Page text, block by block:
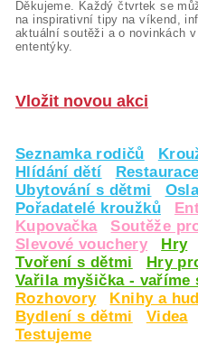
Děkujeme. Každý čtvrtek se
na inspirativní tipy na víkend,
aktuální soutěži a o novinkách
ententýky.
Vložit novou akci
Seznamka rodičů
Hlídání dětí
Ubytování s dětmi
Pořadatelé kroužků
Kupovačka
Soutěže
Slevové vouchery
Hry
Tvoření s dětmi
Hry
Vařila myšička - vaříme
Rozhovory
Knihy a
Bydlení s dětmi
Videa
Testujeme